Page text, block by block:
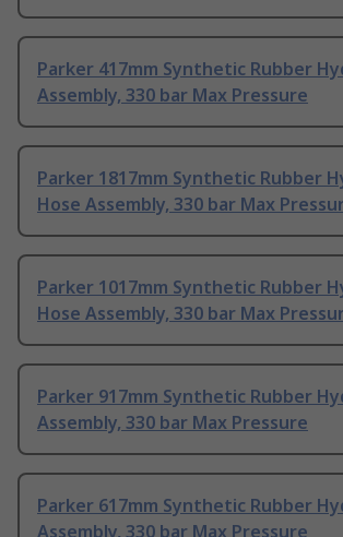
Parker 417mm Synthetic Rubber
Assembly, 330 bar Max Pressure
Parker 1817mm Synthetic Rubber
Hose Assembly, 330 bar Max
Parker 1017mm Synthetic Rubber
Hose Assembly, 330 bar Max
Parker 917mm Synthetic Rubber
Assembly, 330 bar Max Pressure
Parker 617mm Synthetic Rubber
Assembly, 330 bar Max Pressure